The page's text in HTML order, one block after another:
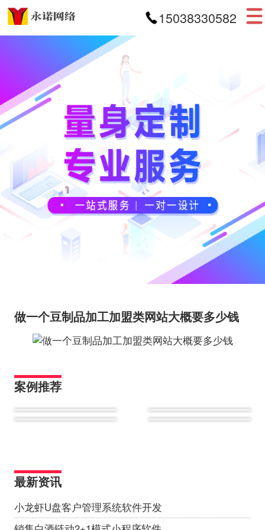
15038330582
首页
APP开发
小程序开发
案例展示
新闻资讯
关于我们
做一个豆制品加工加盟类网站大概要多少钱
案例推荐
最新资讯
小龙虾U盘客户管理系统软件开发